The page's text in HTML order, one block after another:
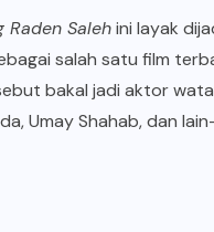
Raden Salehini layak
salah satu film
bakal jadi aktor
Umay Shahab, dan